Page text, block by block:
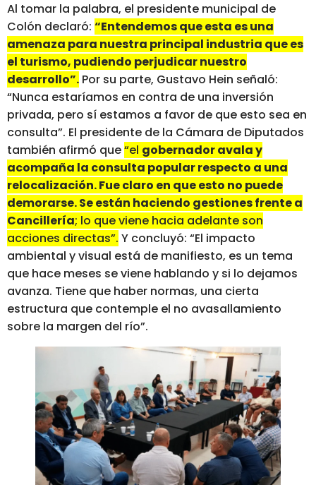
Al tomar la palabra, el presidente municipal de
Colón declaró: “Entendemos que esta es una
amenaza para nuestra principal industria que es
el turismo, pudiendo perjudicar nuestro
desarrollo”. Por su parte, Gustavo Hein señaló:
“Nunca estaríamos en contra de una inversión
privada, pero sí estamos a favor de que esto sea en
consulta”. El presidente de la Cámara de Diputados
también afirmó que“el gobernador avala y
acompaña la consulta popular respecto a una
relocalización. Fue claro en que esto no puede
demorarse. Se están haciendo gestiones frente a
Cancillería; lo que viene hacia adelante son
acciones directas”. Y concluyó: “El impacto
ambiental y visual está de manifiesto, es un tema
que hace meses se viene hablando y si lo dejamos
avanza. Tiene que haber normas, una cierta
estructura que contemple el no avasallamiento
sobre la margen del río”.